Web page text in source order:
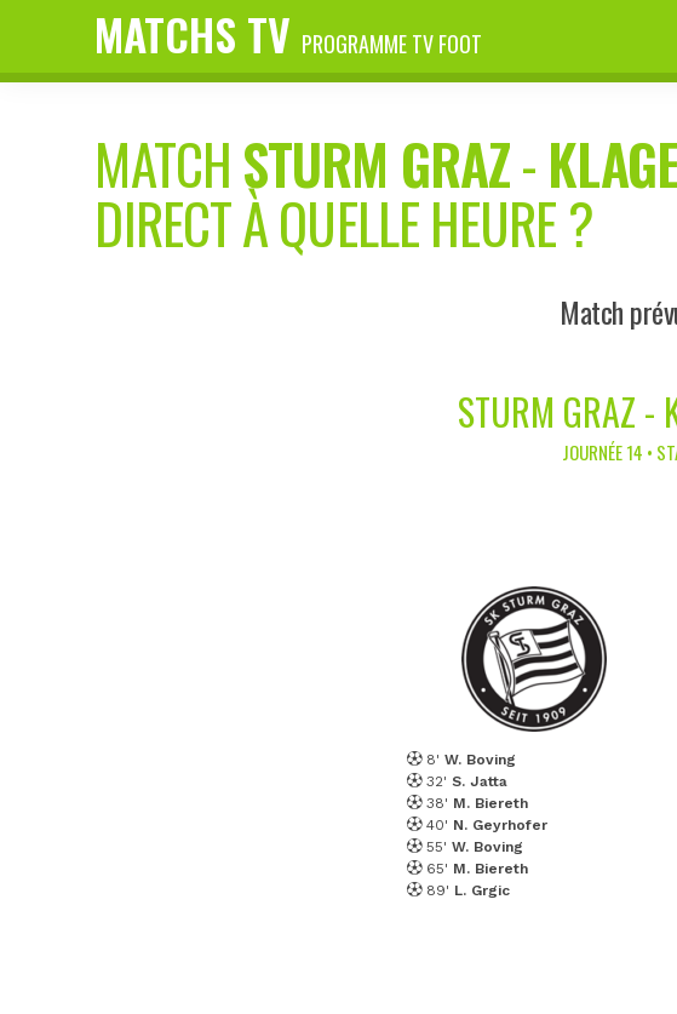
MATCHS TV PROGRAMME TV FOOT
MATCHSTURM GRAZ-
DIRECT À QUELLE HEURE ?
Match
STURM GRAZ -
JOURNÉE 14 •
8' W. Boving
32' S. Jatta
38' M. Biereth
40' N. Geyrhofer
55' W. Boving
65' M. Biereth
89' L. Grgic